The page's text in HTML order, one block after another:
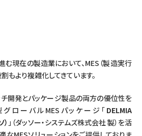
む現在の製造業において、MES（製造実行
もより複雑化してきています。
開発とパッケージ製品の両方の優位性を
ローバルMESパッケージ「 DELMIA
」（ダッソー・システムズ株式会社 製）を活